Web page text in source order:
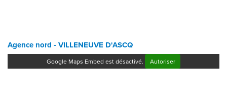
Agence nord - VILLENEUVE D'ASCQ
Google Maps Embed est désactivé. Autoriser